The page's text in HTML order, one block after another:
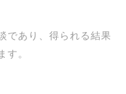
であり、得られる結果
す。